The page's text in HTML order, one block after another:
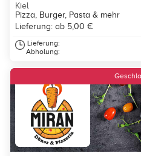
Kiel
Pizza, Burger, Pasta & mehr
Lieferung: ab 5,00 €
Lieferung:
Abholung: